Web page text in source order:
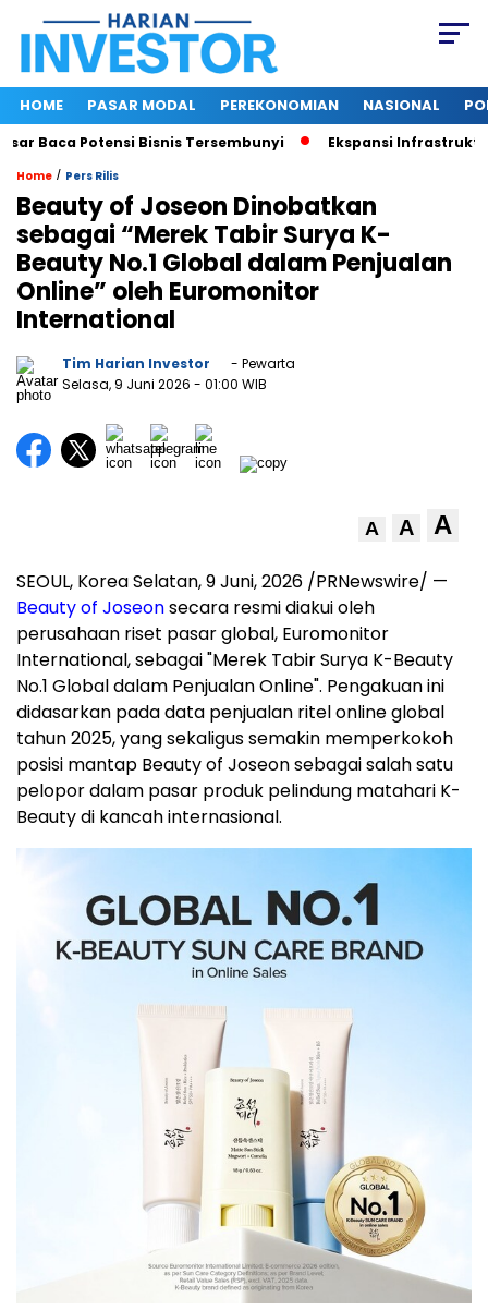
HOME PASAR MODAL PEREKONOMIAN NASIONAL
Baca Potensi Bisnis Tersembunyi Ekspansi Infrastruktur
Home / Pers Rilis
Beauty of Joseon Dinobatkan
sebagai “Merek Tabir Surya K-
Beauty No.1 Global dalam Penjualan
Online” oleh Euromonitor
International
Tim Harian Investor
- Pewarta
Selasa, 9 Juni 2026 - 01:00 WIB
A A A
SEOUL, Korea Selatan,9 Juni, 2026 /PRNewswire/ —
Beauty of Joseonsecara resmi diakui oleh
perusahaan riset pasar global, Euromonitor
International, sebagai "Merek Tabir Surya K-Beauty
No.1 Global dalam Penjualan Online". Pengakuan ini
didasarkan pada data penjualan ritel online global
tahun 2025, yang sekaligus semakin memperkokoh
posisi mantap Beauty of Joseon sebagai salah satu
pelopor dalam pasar produk pelindung matahari K-
Beauty di kancah internasional.